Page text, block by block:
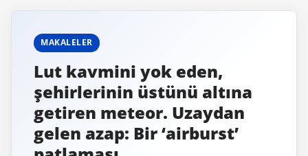
MAKALELER
Lut kavmini yok eden,
şehirlerinin üstünü altına
getiren meteor. Uzaydan
gelen azap: Bir ‘airburst’